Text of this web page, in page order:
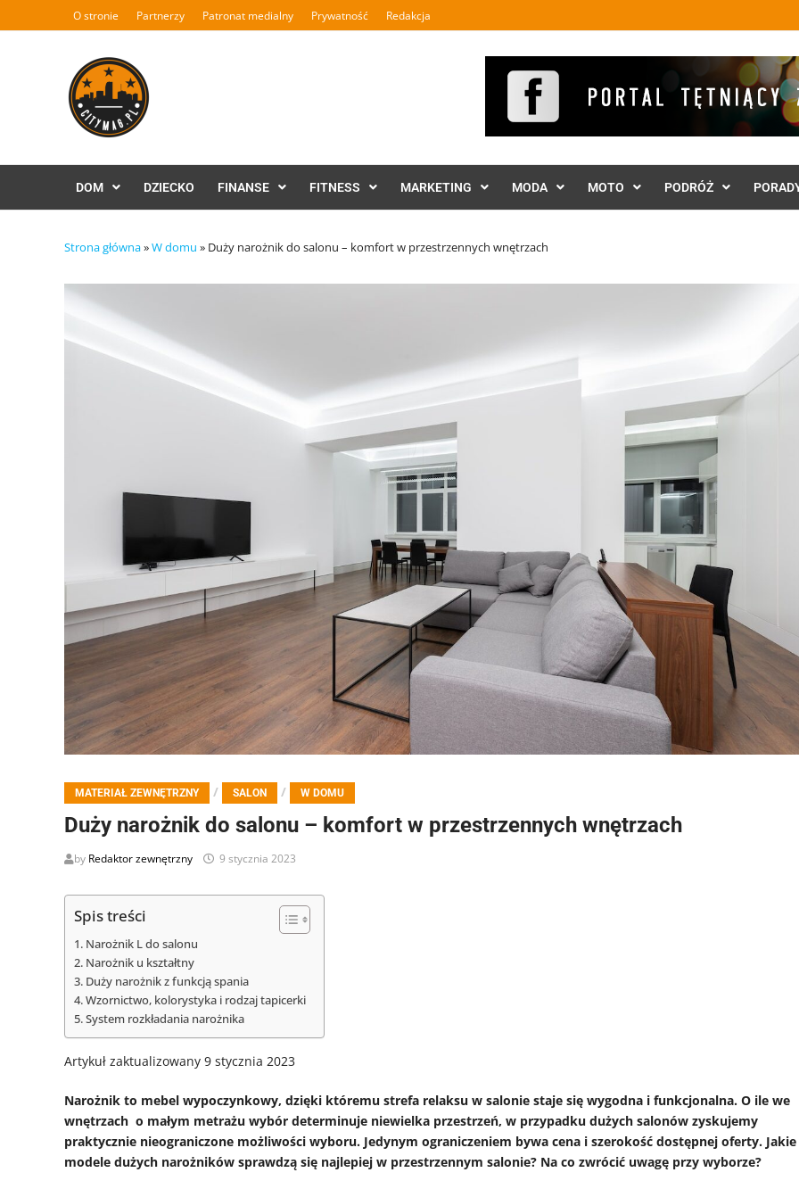
to
O stronie Partnerzy Patronat medialny Prywatność Redakcja
DOM DZIECKO FINANSE FITNESS MARKETING MODA MOTO PODRÓŻ
Strona główna»W domu » Duży narożnik do salonu – komfort w przestrzennych wnętrzach
MATERIAŁ ZEWNĘTRZNY / SALON / W DOMU
Duży narożnik do salonu – komfort w przestrzennych wnętrzach
by Redaktor zewnętrzny 9 stycznia 2023
Spis treści
Narożnik L do salonu
Narożnik u kształtny
Duży narożnik z funkcją spania
Wzornictwo, kolorystyka i rodzaj tapicerki
System rozkładania narożnika
Artykuł zaktualizowany 9 stycznia 2023
Narożnik to mebel wypoczynkowy, dzięki któremu strefa relaksu w salonie staje się wygodna i funkcjonalna. O ile we
wnętrzach o małym metrażu wybór determinuje niewielka przestrzeń, w przypadku dużych salonów zyskujemy
praktycznie nieograniczone możliwości wyboru. Jedynym ograniczeniem bywa cena i szerokość dostępnej oferty. Jakie
modele dużych narożników sprawdzą się najlepiej w przestrzennym salonie? Na co zwrócić uwagę przy wyborze?